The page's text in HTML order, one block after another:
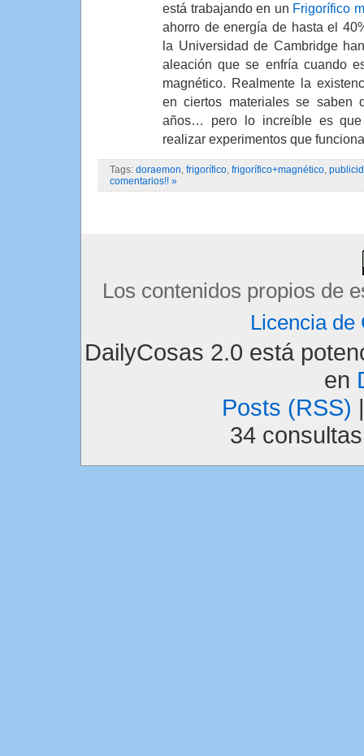
está trabajando en un Frigorífico
ahorro de energía de hasta el
la Universidad de Cambridge
aleación que se enfría cuando
magnético. Realmente la
en ciertos materiales se saben
años… pero lo increíble es
realizar experimentos que
Tags: doraemon frigorífico frigorífico+magnético
comentarios!! »
Los contenidos propios de
Licencia de
DailyCosas 2.0 está
en
Posts (RSS)
34